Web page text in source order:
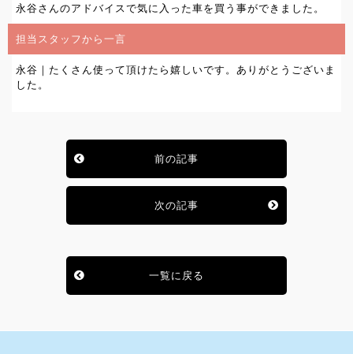
永谷さんのアドバイスで気に入った車を買う事ができました。
担当スタッフから一言
永谷｜たくさん使って頂けたら嬉しいです。ありがとうございま
した。
前の記事
次の記事
一覧に戻る